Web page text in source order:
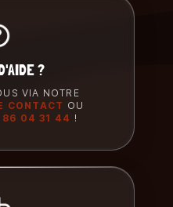
?
VIA NOTRE
CONTACT OU
86 04 31 44 !